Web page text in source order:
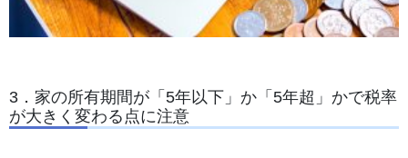
3．家の所有期間が「5年以下」か「5年超」かで税率
が大きく変わる点に注意